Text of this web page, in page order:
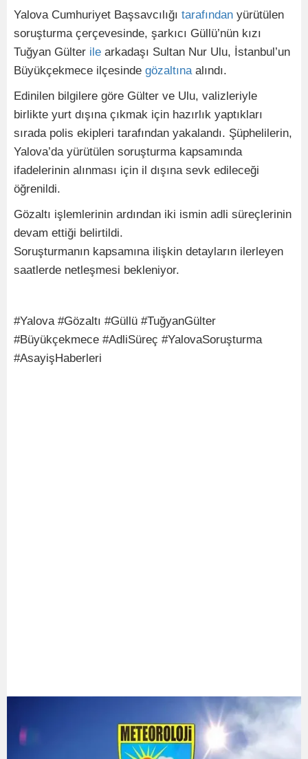
Yalova Cumhuriyet Başsavcılığı tarafından yürütülen
soruşturma çerçevesinde, şarkıcı Güllü’nün kızı
Tuğyan Gülter ile arkadaşı Sultan Nur Ulu, İstanbul’un
Büyükçekmece ilçesinde gözaltına alındı.
Edinilen bilgilere göre Gülter ve Ulu, valizleriyle
birlikte yurt dışına çıkmak için hazırlık yaptıkları
sırada polis ekipleri tarafından yakalandı. Şüphelilerin,
Yalova’da yürütülen soruşturma kapsamında
ifadelerinin alınması için il dışına sevk edileceği
öğrenildi.
Gözaltı işlemlerinin ardından iki ismin adli süreçlerinin
devam ettiği belirtildi.
Soruşturmanın kapsamına ilişkin detayların ilerleyen
saatlerde netleşmesi bekleniyor.
#Yalova #Gözaltı #Güllü #TuğyanGülter
#Büyükçekmece #AdliSüreç #YalovaSoruşturma
#AsayişHaberleri